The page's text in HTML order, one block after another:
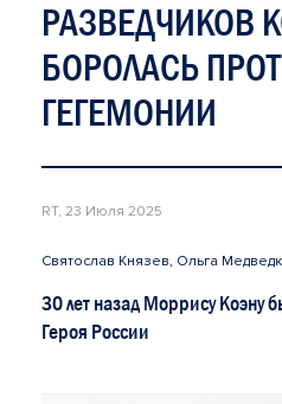
РАЗВЕДЧИКОВ
БОРОЛАСЬ
ГЕГЕМОНИИ
RT, 23 Июля 2025
Святослав Князев, Ольга
30 лет назад Моррису Коэну
Героя России